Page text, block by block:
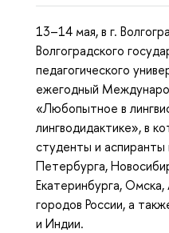
13–14 мая, в г.
Волгоградского
педагогического
ежегодный
«Любопытное в
лингводидактике», в
студенты и
Петербурга,
Екатеринбурга,
городов России, а
и Индии.